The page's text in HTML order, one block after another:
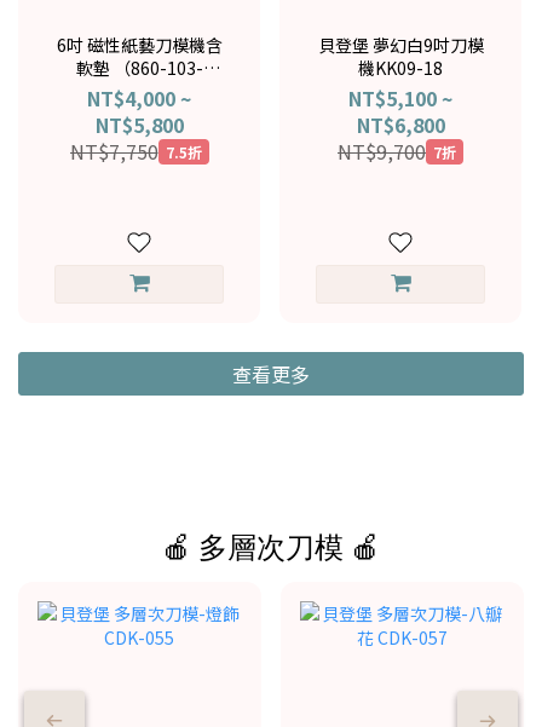
6吋 磁性紙藝刀模機含
軟墊 （860-103-
019+860-219-016）
NT$4,000 ~
NT$5,800
NT$7,750 7.5折
貝登堡 夢幻白9吋刀模
機KK09-18
NT$5,100 ~
NT$6,800
NT$9,700 7折
查看更多
🍎 多層次刀模 🍎